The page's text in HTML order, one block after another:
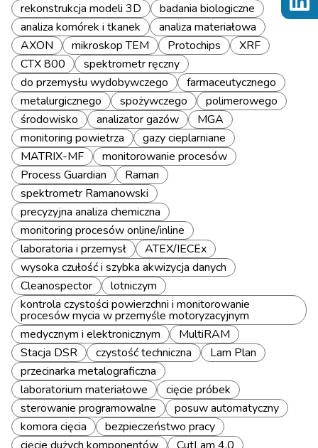
rekonstrukcja modeli 3D
badania biologiczne
analiza komórek i tkanek
analiza materiałowa
AXON
mikroskop TEM Protochips
XRF
CTX 800
spektrometr ręczny
do przemysłu wydobywczego
farmaceutycznego
metalurgicznego
spożywczego
polimerowego
środowisko
analizator gazów
MGA
monitoring powietrza
gazy cieplarniane
MATRIX-MF
monitorowanie procesów
Process Guardian
Raman
spektrometr Ramanowski
precyzyjna analiza chemiczna
monitoring procesów online/inline
laboratoria i przemysł
ATEX/IECEx
wysoka czułość i szybka akwizycja danych
Cleanospector
lotniczym
kontrola czystości powierzchni i monitorowanie
procesów mycia w przemyśle motoryzacyjnym
medycznym i elektronicznym
MultiRAM
Stacja DSR
czystość techniczna
Lam Plan
przecinarka metalograficzna
laboratorium materiałowe
cięcie próbek
sterowanie programowalne
posuw automatyczny
komora cięcia
bezpieczeństwo pracy